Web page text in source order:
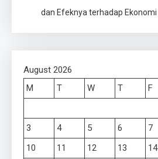
dan Efeknya terhadap Ekonomi
August 2026
M
T W T F
3
4 5 6 7
10
11 12 13 14